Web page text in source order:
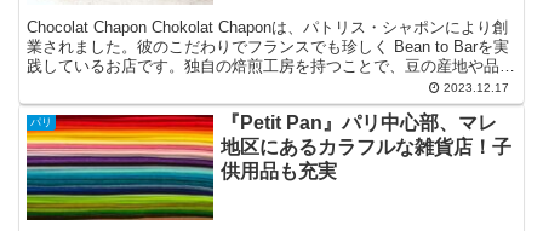
Chocolat Chapon Chokolat Chaponは、パトリス・シャポンにより創
業されました。彼のこだわりでフランスでも珍しく Bean to Barを実
践しているお店です。独自の焙煎工房を持つことで、豆の産地や品
2023.12.17
パリ
『Petit Pan』パリ中心部、マレ
地区にあるカラフルな雑貨店！子
供用品も充実